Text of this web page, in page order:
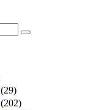
(29)
(202)